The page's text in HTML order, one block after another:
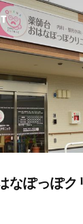
なぽっぽク